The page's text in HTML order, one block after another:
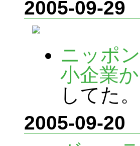
2005-09-29
ニッポ
小企業
してた。
2005-09-20